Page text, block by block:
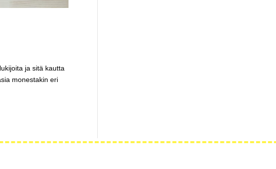
ja sitä kautta
monestakin eri